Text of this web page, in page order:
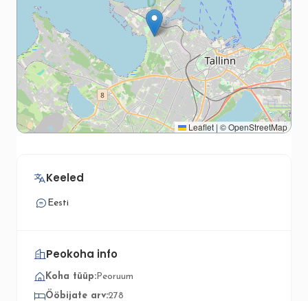
Leaflet |©OpenStreetMap
Keeled
Eesti
Peokoha info
Koha tüüp: Peoruum
Ööbijate arv:278